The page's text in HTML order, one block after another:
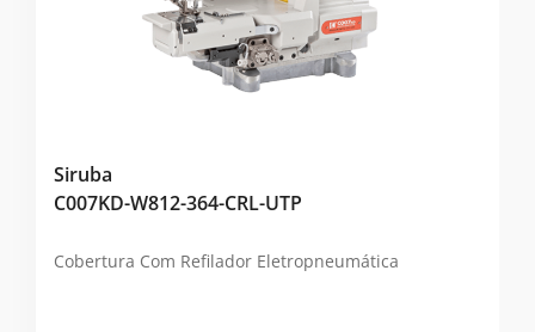
Siruba
C007KD-W812-364-CRL-UTP
Cobertura Com Refilador Eletropneumática